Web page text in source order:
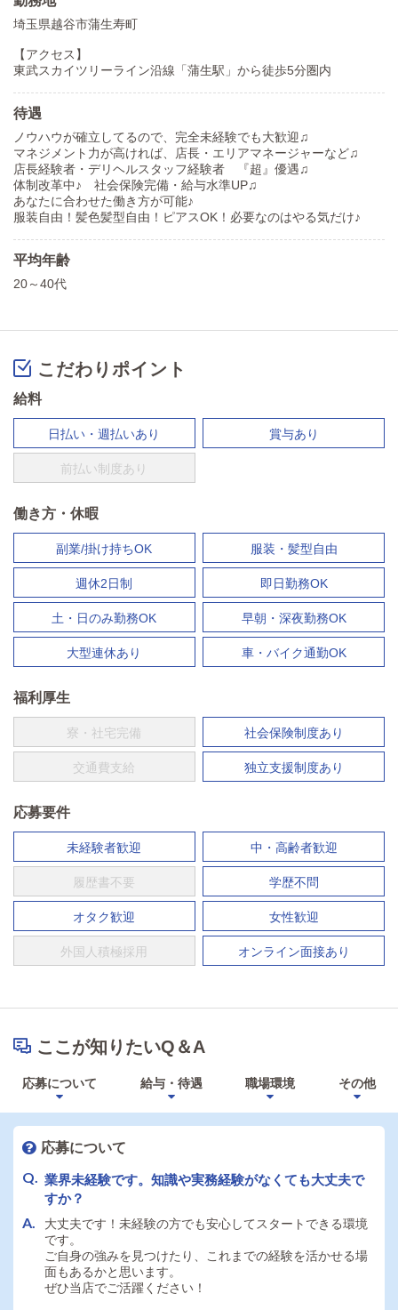
埼玉県越谷市蒲生寿町
【アクセス】
東武スカイツリーライン沿線「蒲生駅」から徒歩5分圏内
待遇
ノウハウが確立してるので、完全未経験でも大歓迎♫
マネジメント力が高ければ、店長・エリアマネージャーなど♫
店長経験者・デリヘルスタッフ経験者 『超』優遇♫
体制改革中♪ 社会保険完備・給与水準UP♫
あなたに合わせた働き方が可能♪
服装自由！髪色髪型自由！ピアスOK！必要なのはやる気だけ♪
平均年齢
20～40代
こだわりポイント
給料
日払い・週払いあり 賞与あり
前払い制度あり
働き方・休暇
副業/掛け持ちOK 服装・髪型自由
週休2日制 即日勤務OK
土・日のみ勤務OK 早朝・深夜勤務OK
大型連休あり 車・バイク通勤OK
福利厚生
寮・社宅完備 社会保険制度あり
交通費支給 独立支援制度あり
応募要件
未経験者歓迎 中・高齢者歓迎
履歴書不要 学歴不問
オタク歓迎 女性歓迎
外国人積極採用 オンライン面接あり
ここが知りたいQ＆A
応募について 給与・待遇 職場環境 その他
応募について
業界未経験です。知識や実務経験がなくても大丈夫で
すか？
大丈夫です！未経験の方でも安心してスタートできる環境
です。
ご自身の強みを見つけたり、これまでの経験を活かせる場
面もあるかと思います。
ぜひ当店でご活躍ください！